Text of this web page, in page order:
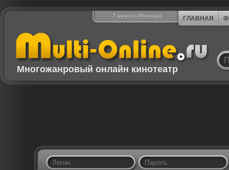
7 августа (Пятница) ГЛАВНАЯ
Многожанровый онлайн кинотеатр